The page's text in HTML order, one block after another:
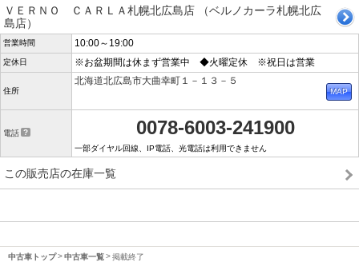
ＶＥＲＮＯ ＣＡＲＬＡ札幌北広島店 （ベルノカーラ札幌北広
島店）
営業時間 10:00～19:00
定休日 ※お盆期間は休まず営業中 ◆火曜定休 ※祝日は営業
住所
北海道北広島市大曲幸町１－１３－５
電話 0078-6003-241900
一部ダイヤル回線、IP電話、光電話は利用できません
この販売店の在庫一覧
中古車トップ 中古車一覧 掲載終了